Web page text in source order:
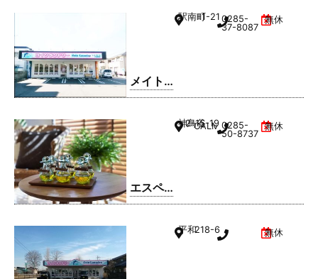
店
メイト
ドリー
駅南町1-21 0285-
37-8087
無休
エスペ
ランサ
神鳥谷
2-15-19
CALMひととのやA棟
0285-
50-8737
無休
平和218-6 無休